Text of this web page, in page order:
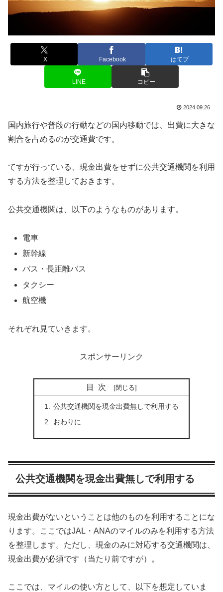
X Facebook はてブ
LINE コピー
2024.09.26
国内旅行や普段の行動などの国内移動では、出費に大きな
割合を占めるのが交通費です。
てすが行っている、現金出費をせずに公共交通機関を利用
する方法を整理しておきます。
公共交通機関は、以下のようなものがあります。
電車
新幹線
バス・長距離バス
タクシー
航空機
それぞれ見ていきます。
スポンサーリンク
目次
公共交通機関を現金出費無しで利用する
おわりに
公共交通機関を現金出費無しで利用する
現金出費がないということは他のものを利用することにな
ります。ここではJAL・ANAのマイルのみを利用する方法
を整理します。ただし、現金のみに対応する交通機関は、
現金出費が必須です（当たり前ですが）。
ここでは、マイルの使い方として、以下を想定していま